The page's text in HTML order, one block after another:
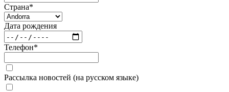
Страна*
Дата рождения
Телефон*
Рассылка новостей (на русском языке)